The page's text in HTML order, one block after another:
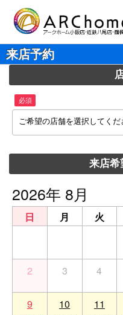
来店予約
必須
ご希望の店舗を選択してくだ
来店希
2026年 8月
日 月 火
2 3 4
9 10 11